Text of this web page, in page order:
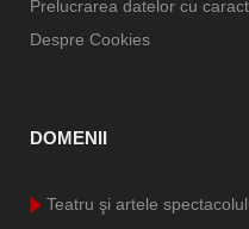
Prelucrarea datelor cu
Despre Cookies
DOMENII
Teatru şi artele